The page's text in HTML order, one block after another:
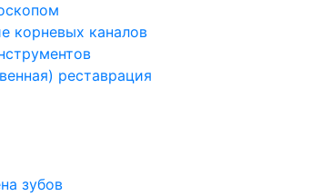
корневых каналов
реставрация
зубов